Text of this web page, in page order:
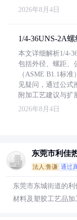
2026年8月4日
1/4-36UNS-2A
本文详细解析1/4-
包括外径、螺距、
（ASME B1.1标
见疑问，通过公式
附加工艺建议与扩
2026年8月4日
东莞市利佳
法人:鲁谦 通过
东莞市东城街道的
材料及塑胶工艺品加